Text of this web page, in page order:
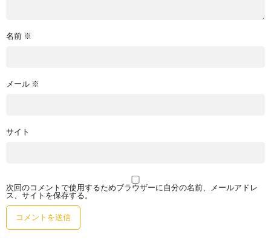
名前 ※
メール ※
サイト
次回のコメントで使用するためブラウザーに自分の名前、メールアドレ
ス、サイトを保存する。